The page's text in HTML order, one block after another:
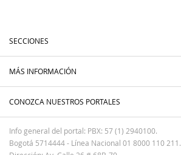
SECCIONES
MÁS INFORMACIÓN
CONOZCA NUESTROS PORTALES
Info general del portal: PBX: 57 (1) 2940100.
Bogotá 5714444 - Línea Nacional 01 8000 110 211.